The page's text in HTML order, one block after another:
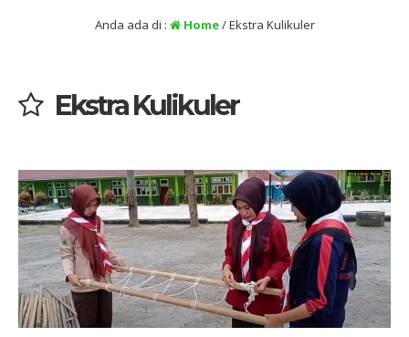
Anda ada di : Home/Ekstra Kulikuler
Ekstra Kulikuler